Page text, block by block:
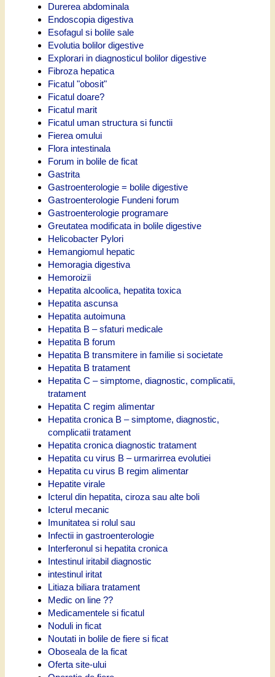
Durerea abdominala
Endoscopia digestiva
Esofagul si bolile sale
Evolutia bolilor digestive
Explorari in diagnosticul bolilor digestive
Fibroza hepatica
Ficatul "obosit"
Ficatul doare?
Ficatul marit
Ficatul uman structura si functii
Fierea omului
Flora intestinala
Forum in bolile de ficat
Gastrita
Gastroenterologie = bolile digestive
Gastroenterologie Fundeni forum
Gastroenterologie programare
Greutatea modificata in bolile digestive
Helicobacter Pylori
Hemangiomul hepatic
Hemoragia digestiva
Hemoroizii
Hepatita alcoolica, hepatita toxica
Hepatita ascunsa
Hepatita autoimuna
Hepatita B – sfaturi medicale
Hepatita B forum
Hepatita B transmitere in familie si societate
Hepatita B tratament
Hepatita C – simptome, diagnostic, complicatii,
tratament
Hepatita C regim alimentar
Hepatita cronica B – simptome, diagnostic,
complicatii tratament
Hepatita cronica diagnostic tratament
Hepatita cu virus B – urmarirrea evolutiei
Hepatita cu virus B regim alimentar
Hepatite virale
Icterul din hepatita, ciroza sau alte boli
Icterul mecanic
Imunitatea si rolul sau
Infectii in gastroenterologie
Interferonul si hepatita cronica
Intestinul iritabil diagnostic
intestinul iritat
Litiaza biliara tratament
Medic on line ??
Medicamentele si ficatul
Noduli in ficat
Noutati in bolile de fiere si ficat
Oboseala de la ficat
Oferta site-ului